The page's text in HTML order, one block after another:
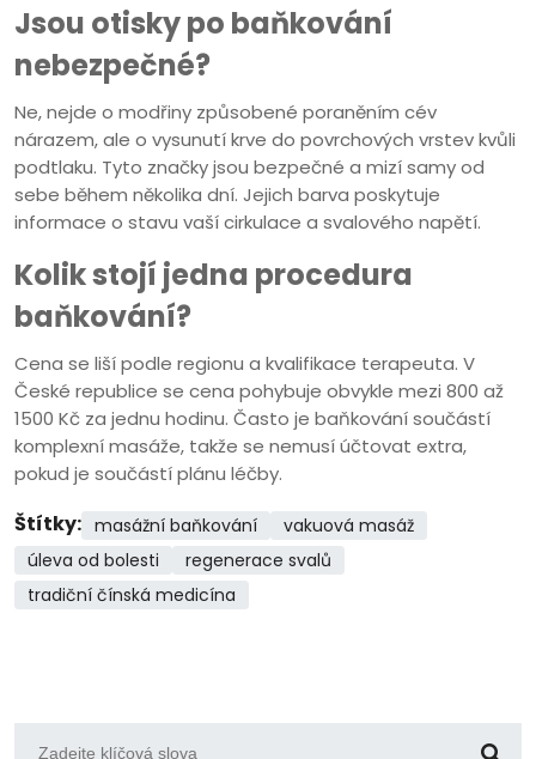
Jsou otisky po baňkování
nebezpečné?
Ne, nejde o modřiny způsobené poraněním cév
nárazem, ale o vysunutí krve do povrchových vrstev kvůli
podtlaku. Tyto značky jsou bezpečné a mizí samy od
sebe během několika dní. Jejich barva poskytuje
informace o stavu vaší cirkulace a svalového napětí.
Kolik stojí jedna procedura
baňkování?
Cena se liší podle regionu a kvalifikace terapeuta. V
České republice se cena pohybuje obvykle mezi 800 až
1500 Kč za jednu hodinu. Často je baňkování součástí
komplexní masáže, takže se nemusí účtovat extra,
pokud je součástí plánu léčby.
Štítky: masážní baňkování
vakuová masáž
úleva od bolesti
regenerace svalů
tradiční čínská medicína